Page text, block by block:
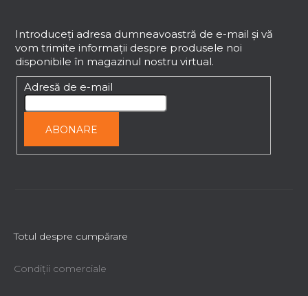
Introduceţi adresa dumneavoastră de e-mail şi vă
vom trimite informaţii despre produsele noi
disponibile în magazinul nostru virtual.
Adresă de e-mail
ABONARE
Totul despre cumpărare
Condiții comerciale